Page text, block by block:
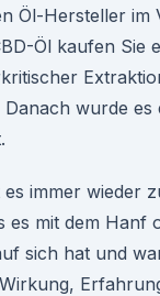
Öl-Hersteller im
Öl kaufen Sie
wurde es
immer wieder
es mit dem Hanf
sich hat und